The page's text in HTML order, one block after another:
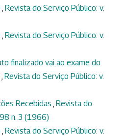
Revista do Serviço Público: v.
Revista do Serviço Público: v.
finalizado vai ao exame do
Revista do Serviço Público: v.
Recebidas Revista do
n. 3 (1966)
Revista do Serviço Público: v.